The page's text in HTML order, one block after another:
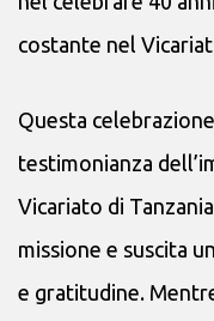
costante nel
Questa
testimonianza
Vicariato di
missione e suscita
e gratitudine.